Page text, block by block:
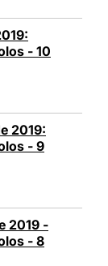
- 10
2019:
- 9
2019 -
- 8